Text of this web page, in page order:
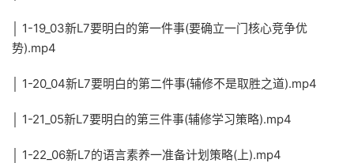
│ 1-19_03新L7要明白的第一件事(要确立一门核心竞争优
势).mp4
│ 1-20_04新L7要明白的第二件事(辅修不是取胜之道).mp4
│ 1-21_05新L7要明白的第三件事(辅修学习策略).mp4
│ 1-22_06新L7的语言素养一准备计划策略(上).mp4